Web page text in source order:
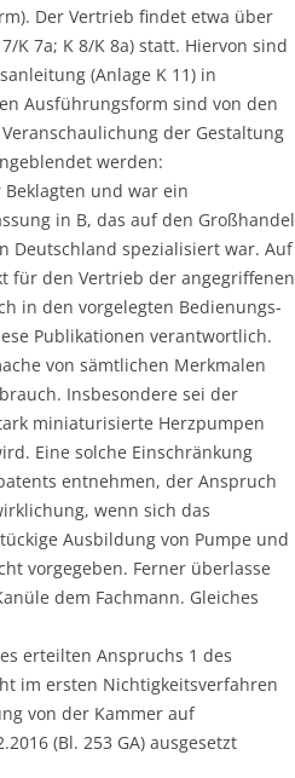
Der Vertrieb findet etwa über
K 7a; K 8/K 8a) statt. Hiervon sind
(Anlage K 11) in
Ausführungsform sind von den
der Gestaltung
werden:
und war ein
in B, das auf den Großhandel
Deutschland spezialisiert war. Auf
für den Vertrieb der angegriffenen
in den vorgelegten Bedienungs-
Publikationen verantwortlich.
von sämtlichen Merkmalen
Insbesondere sei der
miniaturisierte Herzpumpen
Eine solche Einschränkung
entnehmen, der Anspruch
wenn sich das
Ausbildung von Pumpe und
vorgegeben. Ferner überlasse
dem Fachmann. Gleiches
erteilten Anspruchs 1 des
im ersten Nichtigkeitsverfahren
von der Kammer auf
(Bl. 253 GA) ausgesetzt